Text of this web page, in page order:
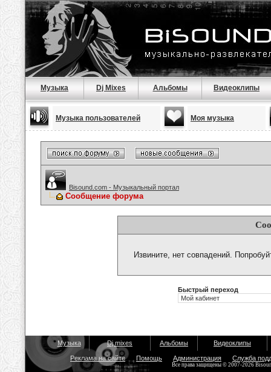
Музыка Dj Mixes Альбомы Видеоклипы
Музыка пользователей Моя музыка
Bisound.com - Музыкальный портал
Сообщение форума
Извините, нет совпадений.
Быстрый переход
Музыка Dj mixes Альбомы Видеоклипы
Реклама на сайте Помощь Администрация Служба
Все права защищены © 2007-2026